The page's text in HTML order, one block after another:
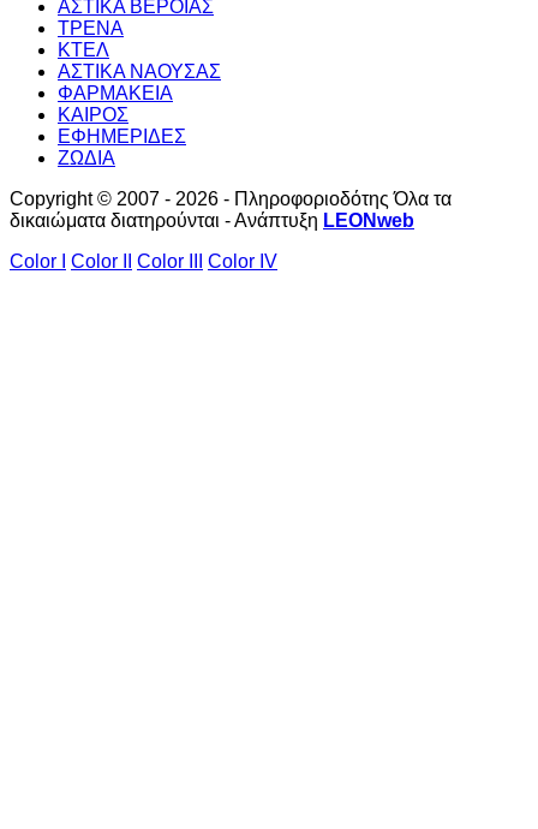
ΑΣΤΙΚΑ ΒΕΡΟΙΑΣ
ΤΡΕΝΑ
ΚΤΕΛ
ΑΣΤΙΚΑ ΝΑΟΥΣΑΣ
ΦΑΡΜΑΚΕΙΑ
ΚΑΙΡΟΣ
ΕΦΗΜΕΡΙΔΕΣ
ΖΩΔΙΑ
Copyright © 2007 - 2026 - Πληροφοριοδότης Όλα τα
δικαιώματα διατηρούνται - Ανάπτυξη LEONweb
Color I
Color II Color III Color IV